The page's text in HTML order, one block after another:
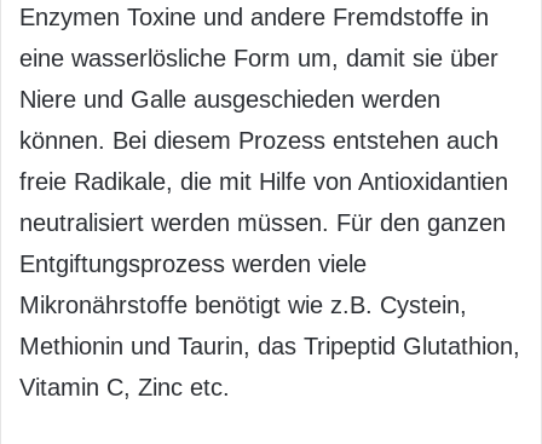
Enzymen Toxine und andere Fremdstoffe in
eine wasserlösliche Form um, damit sie über
Niere und Galle ausgeschieden werden
können. Bei diesem Prozess entstehen auch
freie Radikale, die mit Hilfe von Antioxidantien
neutralisiert werden müssen. Für den ganzen
Entgiftungsprozess werden viele
Mikronährstoffe benötigt wie z.B. Cystein,
Methionin und Taurin, das Tripeptid Glutathion,
Vitamin C, Zinc etc.